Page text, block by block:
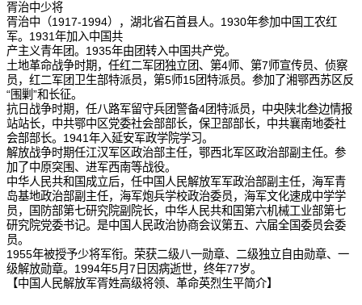
胥治中少将
胥治中（1917-1994），湖北省石首县人。1930年参加中国工农红
军。1931年加入中国共
产主义青年团。1935年由团转入中国共产党。
土地革命战争时期，任红二军团独立团、第4师、第7师宣传员、侦察
员，红二军团卫生部特派员，第5师15团特派员。参加了湘鄂西苏区反
“围剿”和长征。
抗日战争时期，任八路军留守兵团警备4团特派员，中央陕北叁边情报
站站长，中共鄂中区党委社会部部长，保卫部部长，中共襄南地委社
会部部长。1941年入延安军政学院学习。
解放战争时期任江汉军区政治部主任，鄂西北军区政治部副主任。参
加了中原突围、进军西南等战役。
中华人民共和国成立后，任中国人民解放军军政治部副主任，海军青
岛基地政治部副主任，海军炮兵学校政治委员，海军文化速成中学学
员，国防部第七研究院副院长，中华人民共和国第六机械工业部第七
研究院党委书记。是中国人民政治协商会议第五、六届全国委员会委
员。
1955年被授予少将军衔。荣获二级八一勋章、二级独立自由勋章、一
级解放勋章。1994年5月7日因病逝世，终年77岁。
【中国人民解放军胥姓高级将领、革命英烈生平简介】